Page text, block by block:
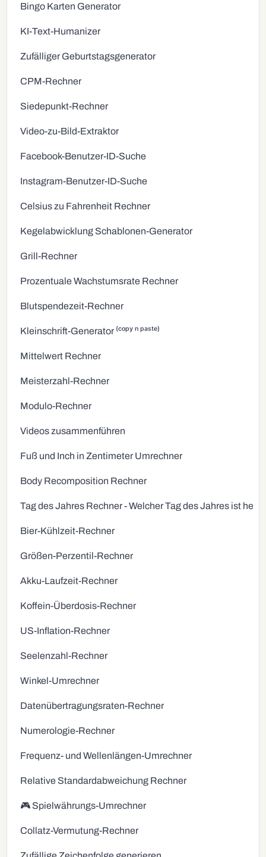
Bingo Karten Generator
KI-Text-Humanizer
Zufälliger Geburtstagsgenerator
CPM-Rechner
Siedepunkt-Rechner
Video-zu-Bild-Extraktor
Facebook-Benutzer-ID-Suche
Instagram-Benutzer-ID-Suche
Celsius zu Fahrenheit Rechner
Kegelabwicklung Schablonen-Generator
Grill-Rechner
Prozentuale Wachstumsrate Rechner
Blutspendezeit-Rechner
Kleinschrift-Generator ⁽ᶜᵒᵖʸ ⁿ ᵖᵃˢᵗᵉ⁾
Mittelwert Rechner
Meisterzahl-Rechner
Modulo-Rechner
Videos zusammenführen
Fuß und Inch in Zentimeter Umrechner
Body Recomposition Rechner
Tag des Jahres Rechner - Welcher Tag des Jahres ist
Bier-Kühlzeit-Rechner
Größen-Perzentil-Rechner
Akku-Laufzeit-Rechner
Koffein-Überdosis-Rechner
US-Inflation-Rechner
Seelenzahl-Rechner
Winkel-Umrechner
Datenübertragungsraten-Rechner
Numerologie-Rechner
Frequenz- und Wellenlängen-Umrechner
Relative Standardabweichung Rechner
🎮 Spielwährungs-Umrechner
Collatz-Vermutung-Rechner